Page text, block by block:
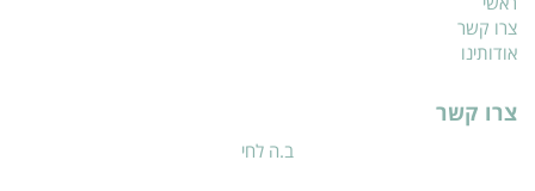
צרו קשר
אודותינו
צרו קשר
ב.ה לחי